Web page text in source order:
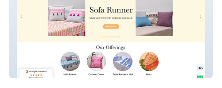
Lakshu Creation